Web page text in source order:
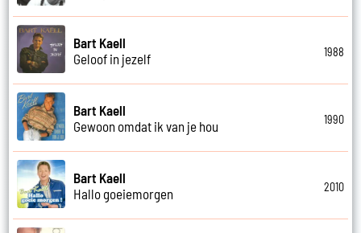
Bart Kaell
Geloof in jezelf
1988
Bart Kaell
Gewoon omdat ik van je hou
1990
Bart Kaell
Hallo goeiemorgen
2010